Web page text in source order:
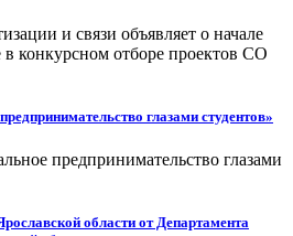
глазами студентов»
области от Департамента